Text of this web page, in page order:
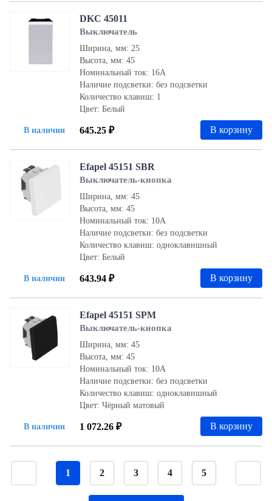
В наличии
DKC 45011
Выключатель
Ширина, мм: 25
Высота, мм: 45
Номинальный ток: 16А
Наличие подсветки: без подсветки
Количество клавиш: 1
Цвет: Белый
645.25 ₽ В корзину
В наличии
Efapel 45151 SBR
Выключатель-кнопка
Ширина, мм: 45
Высота, мм: 45
Номинальный ток: 10А
Наличие подсветки: без подсветки
Количество клавиш: одноклавишный
Цвет: Белый
643.94 ₽ В корзину
В наличии
Efapel 45151 SPM
Выключатель-кнопка
Ширина, мм: 45
Высота, мм: 45
Номинальный ток: 10А
Наличие подсветки: без подсветки
Количество клавиш: одноклавишный
Цвет: Чёрный матовый
1 072.26 ₽ В корзину
1 2 3 4 5